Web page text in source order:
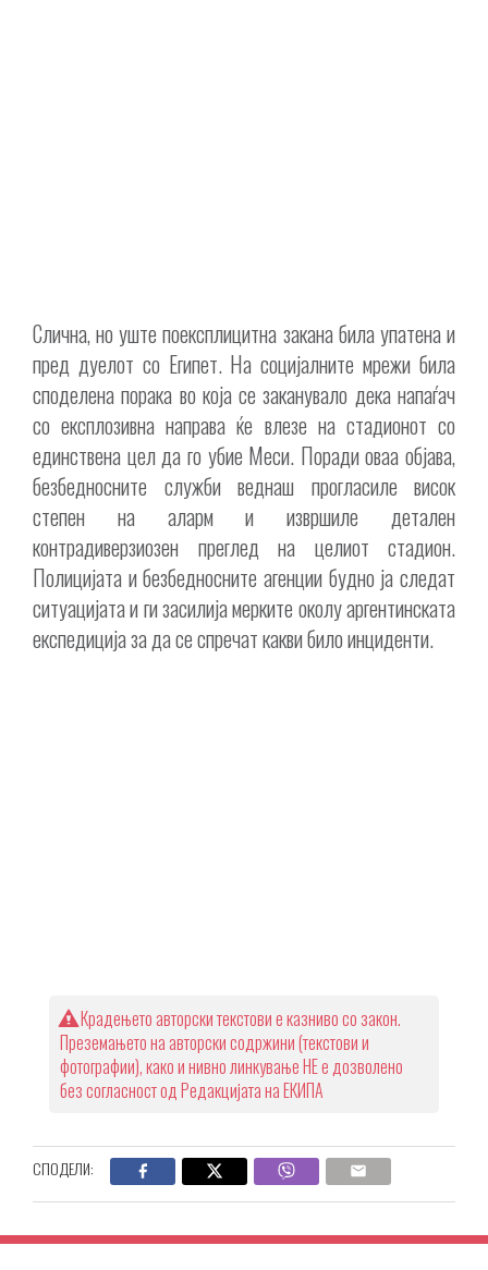
Слична, но уште поексплицитна закана била упатена и
пред дуелот со Египет. На социјалните мрежи била
споделена порака во која се заканувало дека напаѓач
со експлозивна направа ќе влезе на стадионот со
единствена цел да го убие Меси. Поради оваа објава,
безбедносните служби веднаш прогласиле висок
степен на аларм и извршиле детален
контрадиверзиозен преглед на целиот стадион.
Полицијата и безбедносните агенции будно ја следат
ситуацијата и ги засилија мерките околу аргентинската
експедиција за да се спречат какви било инциденти.
Крадењето авторски текстови е казниво со закон.
Преземањето на авторски содржини (текстови и
фотографии), како и нивно линкување НЕ е дозволено
без согласност од Редакцијата на ЕКИПА
СПОДЕЛИ: